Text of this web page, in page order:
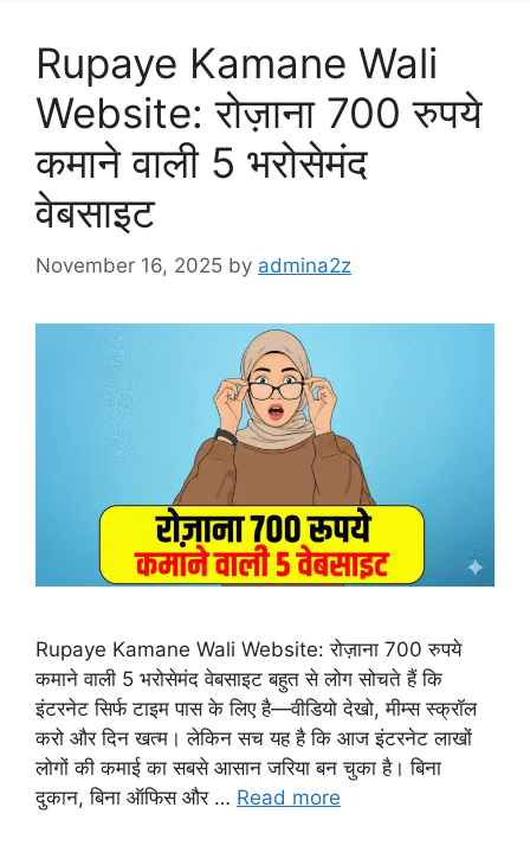
Rupaye Kamane Wali
Website: रोज़ाना 700 रुपये
कमाने वाली 5 भरोसेमंद
वेबसाइट
November 16, 2025 by admina2z
Rupaye Kamane Wali Website: रोज़ाना 700 रुपये
कमाने वाली 5 भरोसेमंद वेबसाइट बहुत से लोग सोचते हैं कि
इंटरनेट सिर्फ टाइम पास के लिए है—वीडियो देखो, मीम्स स्क्रॉल
करो और दिन खत्म। लेकिन सच यह है कि आज इंटरनेट लाखों
लोगों की कमाई का सबसे आसान जरिया बन चुका है। बिना
दुकान, बिना ऑफिस और … Read more